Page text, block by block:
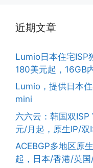
近期文章
Lumio日本住宅
180美元起，16GB
Lumio，提供日本
mini
六六云：韩国双
元/月起，原生IP/双
ACEBGP多地区原
起，日本/香港/英